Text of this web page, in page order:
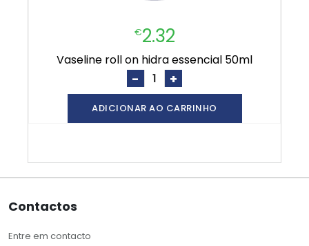
€2.32
vaseline roll on hidra essencial 50ml
- +
ADICIONAR AO CARRINHO
Contactos
Entre em contacto